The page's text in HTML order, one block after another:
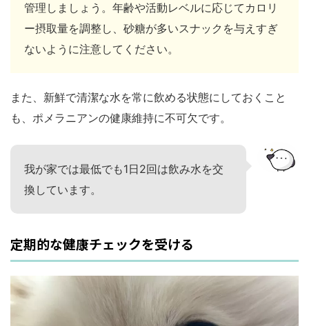
管理しましょう。年齢や活動レベルに応じてカロリ
ー摂取量を調整し、砂糖が多いスナックを与えすぎ
ないように注意してください。
また、新鮮で清潔な水を常に飲める状態にしておくこと
も、ポメラニアンの健康維持に不可欠です。
我が家では最低でも1日2回は飲み水を交
換しています。
定期的な健康チェックを受ける